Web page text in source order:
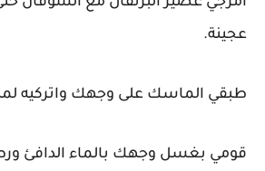
عجينة.
طبقي الماسك على وجهك واتركيه لمدة 15-20
قومي بغسل وجهك بالماء الدافئ